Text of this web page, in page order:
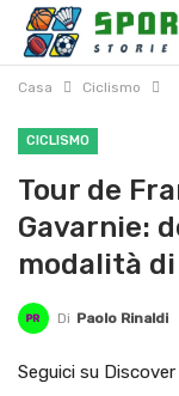
Casa Ciclismo
CICLISMO
Tour de
Gavarnie:
modalità
Di Paolo Rinaldi
Seguici su Discover